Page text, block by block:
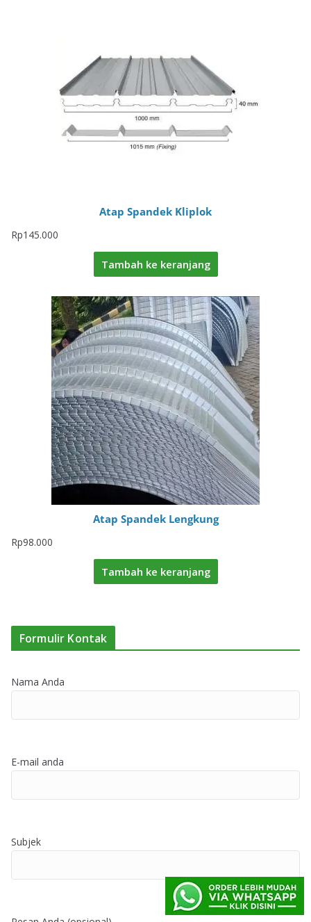
Atap Spandek Kliplok
Rp145.000
Tambah ke keranjang
Atap Spandek Lengkung
Rp98.000
Tambah ke keranjang
Formulir Kontak
Nama Anda
E-mail anda
Subjek